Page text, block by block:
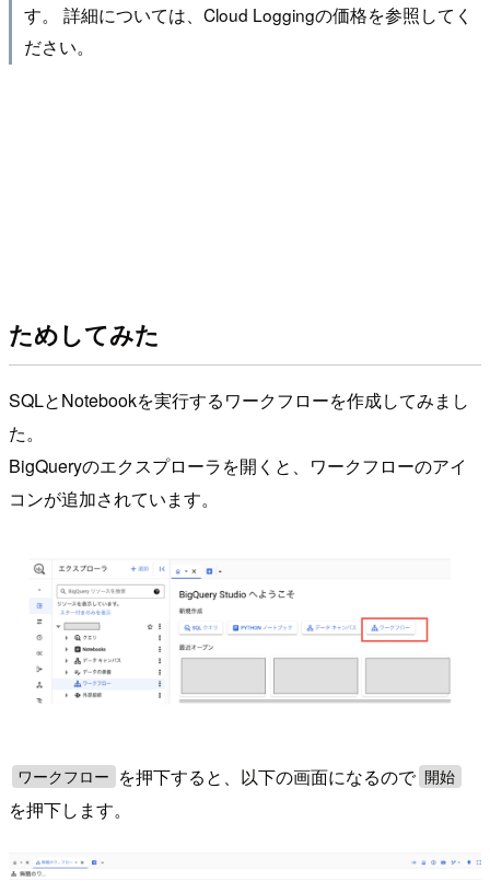
す。 詳細については、Cloud Loggingの価格を参照してく
ださい。
ためしてみた
SQLとNotebookを実行するワークフローを作成してみまし
た。
BigQueryのエクスプローラを開くと、ワークフローのアイ
コンが追加されています。
ワークフロー を押下すると、以下の画面になるので 開始
を押下します。